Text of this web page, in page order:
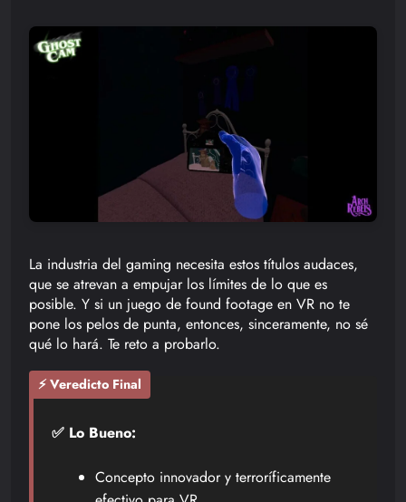
La industria del gaming necesita estos títulos audaces,
que se atrevan a empujar los límites de lo que es
posible. Y si un juego de found footage en VR no te
pone los pelos de punta, entonces, sinceramente, no sé
qué lo hará. Te reto a probarlo.
⚡ Veredicto Final
✅ Lo Bueno:
Concepto innovador y terroríficamente